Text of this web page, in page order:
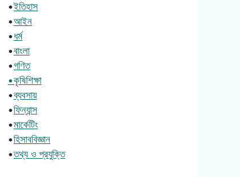
•ইতিহাস
•আইন
•ধর্ম
•বাংলা
•গণিত
•কৃষিশিক্ষা
•ব্যবসায়
•ফিন্যান্স
•মার্কেটিং
•হিসাববিজ্ঞান
•তথ্য ও প্রযুক্তি